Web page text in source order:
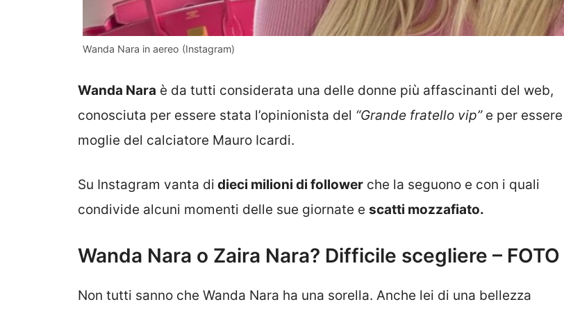
Wanda Nara in aereo (Instagram)
Wanda Nara è da tutti considerata una delle donne più affascinanti del web,
conosciuta per essere stata l’opinionista del “Grande fratello vip” e per
moglie del calciatore Mauro Icardi.
Su Instagram vanta di dieci milioni di follower che la seguono e con i quali
condivide alcuni momenti delle sue giornate e scatti mozzafiato.
Wanda Nara o Zaira Nara? Difficile scegliere – FOTO
Non tutti sanno che Wanda Nara ha una sorella. Anche lei di una bellezza